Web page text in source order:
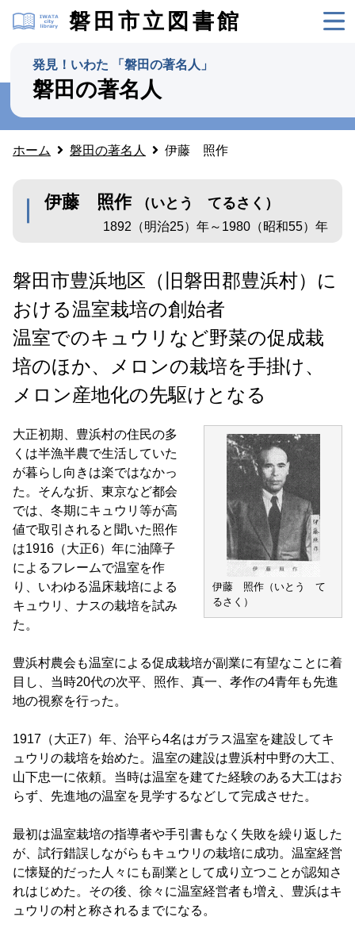
磐田市立図書館
発見！いわた 「磐田の著名人」
磐田の著名人
ホーム 磐田の著名人 伊藤 照作
伊藤 照作 （いとう てるさく）
1892（明治25）年～1980（昭和55）年
磐田市豊浜地区（旧磐田郡豊浜村）に
おける温室栽培の創始者
温室でのキュウリなど野菜の促成栽
培のほか、メロンの栽培を手掛け、
メロン産地化の先駆けとなる
伊藤 照作（いとう て
るさく）
大正初期、豊浜村の住民の多
くは半漁半農で生活していた
が暮らし向きは楽ではなかっ
た。そんな折、東京など都会
では、冬期にキュウリ等が高
値で取引されると聞いた照作
は1916（大正6）年に油障子
によるフレームで温室を作
り、いわゆる温床栽培による
キュウリ、ナスの栽培を試み
た。
豊浜村農会も温室による促成栽培が副業に有望なことに着
目し、当時20代の次平、照作、真一、孝作の4青年も先進
地の視察を行った。
1917（大正7）年、治平ら4名はガラス温室を建設してキ
ュウリの栽培を始めた。温室の建設は豊浜村中野の大工、
山下忠一に依頼。当時は温室を建てた経験のある大工はお
らず、先進地の温室を見学するなどして完成させた。
最初は温室栽培の指導者や手引書もなく失敗を繰り返した
が、試行錯誤しながらもキュウリの栽培に成功。温室経営
に懐疑的だった人々にも副業として成り立つことが認知さ
れはじめた。その後、徐々に温室経営者も増え、豊浜はキ
ュウリの村と称されるまでになる。